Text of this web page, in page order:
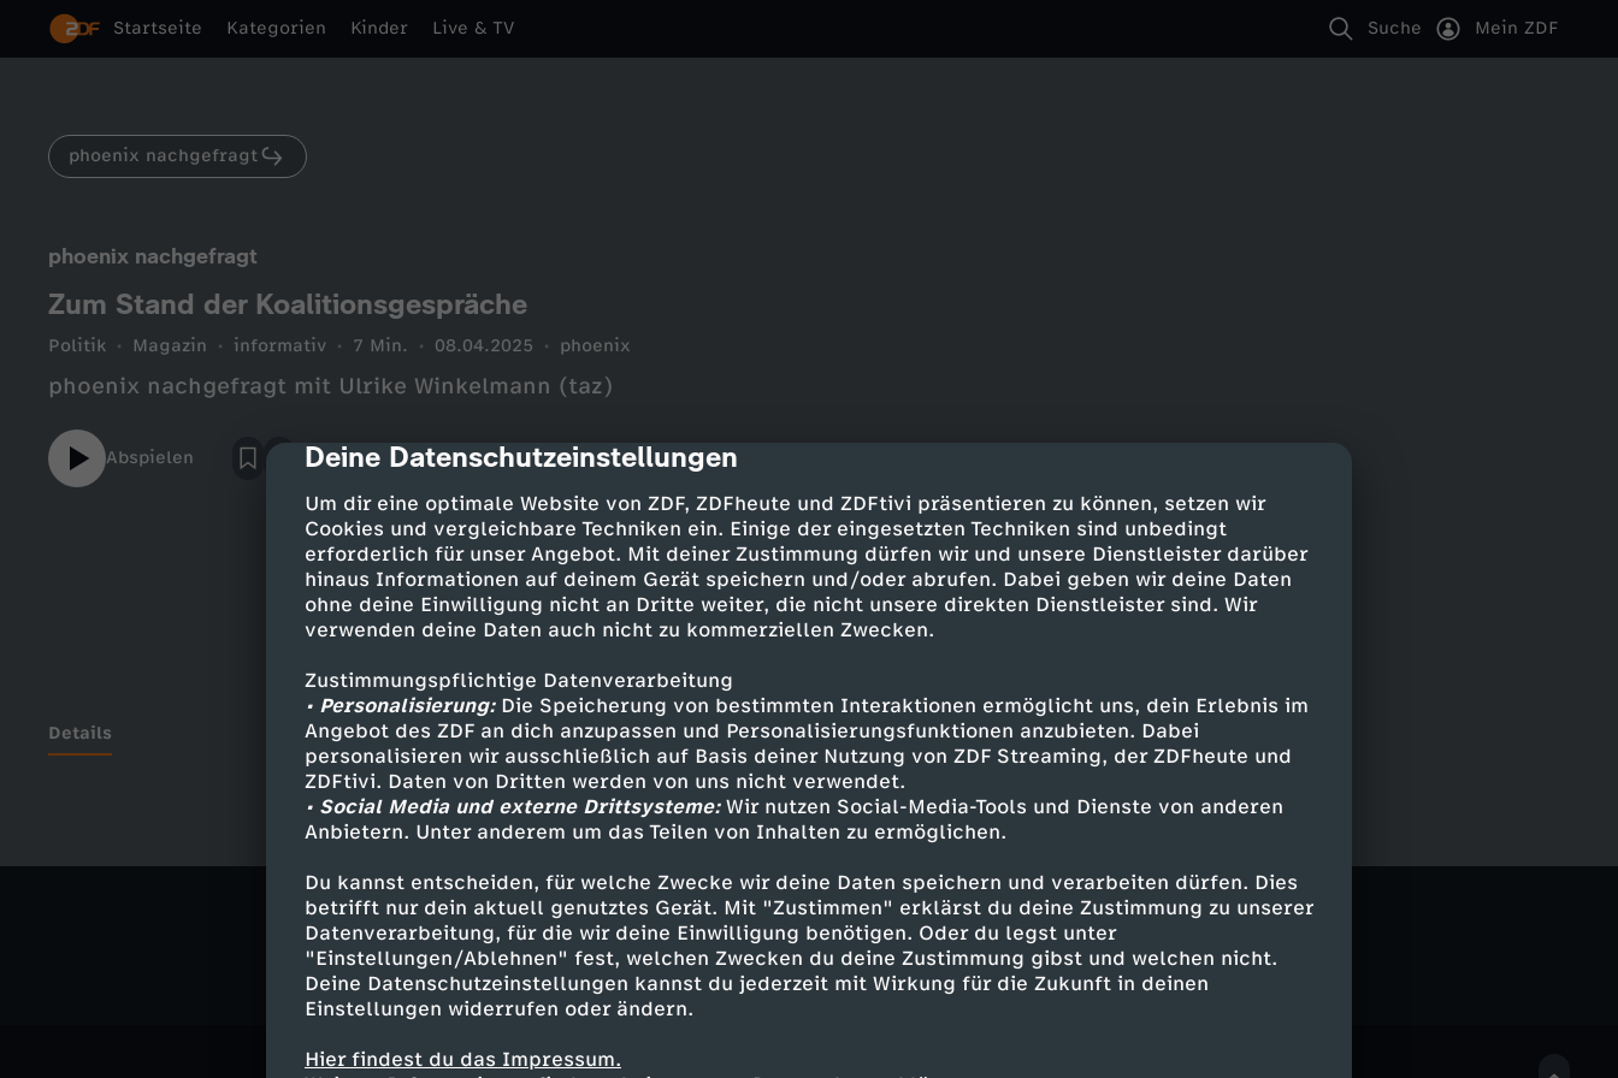
cmp-dialog-description
Deine Datenschutzeinstellungen
Um dir eine optimale Website von ZDF, ZDFheute und ZDFtivi präsentieren zu können, setzen wir
Cookies und vergleichbare Techniken ein. Einige der eingesetzten Techniken sind unbedingt
erforderlich für unser Angebot. Mit deiner Zustimmung dürfen wir und unsere Dienstleister darüber
hinaus Informationen auf deinem Gerät speichern und/oder abrufen. Dabei geben wir deine Daten
ohne deine Einwilligung nicht an Dritte weiter, die nicht unsere direkten Dienstleister sind. Wir
verwenden deine Daten auch nicht zu kommerziellen Zwecken.
Zustimmungspflichtige Datenverarbeitung
• Personalisierung:Die Speicherung von bestimmten Interaktionen ermöglicht uns, dein Erlebnis im
Angebot des ZDF an dich anzupassen und Personalisierungsfunktionen anzubieten. Dabei
personalisieren wir ausschließlich auf Basis deiner Nutzung von ZDF Streaming, der ZDFheute und
ZDFtivi. Daten von Dritten werden von uns nicht verwendet.
• Social Media und externe Drittsysteme:Wir nutzen Social-Media-Tools und Dienste von anderen
Anbietern. Unter anderem um das Teilen von Inhalten zu ermöglichen.
Du kannst entscheiden, für welche Zwecke wir deine Daten speichern und verarbeiten dürfen. Dies
betrifft nur dein aktuell genutztes Gerät. Mit "Zustimmen" erklärst du deine Zustimmung zu unserer
Datenverarbeitung, für die wir deine Einwilligung benötigen. Oder du legst unter
"Einstellungen/Ablehnen" fest, welchen Zwecken du deine Zustimmung gibst und welchen nicht.
Deine Datenschutzeinstellungen kannst du jederzeit mit Wirkung für die Zukunft in deinen
Einstellungen widerrufen oder ändern.
Hier findest du das Impressum.
Startseite Kategorien Kinder Live & TV Suche Mein ZDF
phoenix nachgefragt
phoenix nachgefragt
Zum Stand der Koalitionsgespräche
Politik Magazin informativ 7 Min. 08.04.2025 phoenix
phoenix nachgefragt mit Ulrike Winkelmann (taz)
Abspielen
Details
Ähnliche Inhalte entdecken
Politik Magazin informativ phoenix nachgefragt